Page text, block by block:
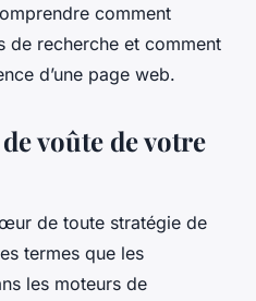
comment
de recherche et comment
d’une page web.
voûte de votre
de toute stratégie de
termes que les
les moteurs de